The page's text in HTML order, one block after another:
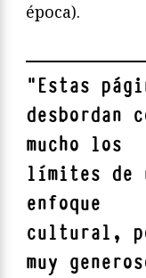
época).
"Estas
desbordan
mucho los
límites de
enfoque
cultural,
muy